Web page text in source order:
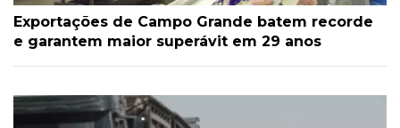
Exportações de Campo Grande batem recorde
e garantem maior superávit em 29 anos